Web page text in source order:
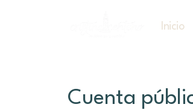
Inicio
Cuenta